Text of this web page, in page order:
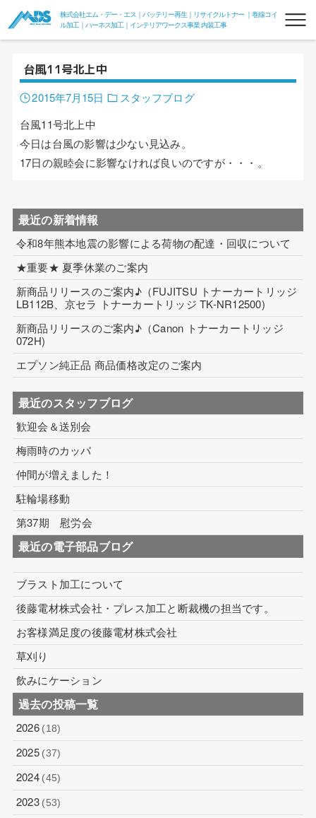
株式会社エム・デー・エス｜バッテリー再生｜リサイクルトナー ｜巻線コイ
ル加工｜ハーネス加工｜インテリアワークス事業 内装工事
リフレッシュバッテリー
フォークde電力変換器100V
組電池
リサイクルトナー
ハーネス・フィルム加工
生産設備について
生産設備について（アプリケーター）
取扱製品一覧
その他
ECマーケティング支援
インテリアワークス事業 内装工事
台風11号北上中
2015年7月15日
スタッフブログ
台風11号北上中
今日は台風の影響は少ない見込み。
17日の親睦会に影響なければ良いのですが・・・。
最近の新着情報
令和8年熊本地震の影響による荷物の配達・回収について
★重要★ 夏季休業のご案内
新商品リリースのご案内♪（FUJITSU トナーカートリッジ
LB112B、京セラ トナーカートリッジ TK-NR12500)
新商品リリースのご案内♪（Canon トナーカートリッジ
072H)
エプソン純正品 商品価格改定のご案内
最近のスタッフブログ
歓迎会＆送別会
梅雨時のカッパ
仲間が増えました！
駐輪場移動
第37期 慰労会
最近の電子部品ブログ
ブラスト加工について
後藤電材株式会社・プレス加工と断裁機の担当です。
お客様満足度の後藤電材株式会社
草刈り
飲みにケーション
過去の投稿一覧
2026 (18)
2025 (37)
2024 (45)
2023 (53)